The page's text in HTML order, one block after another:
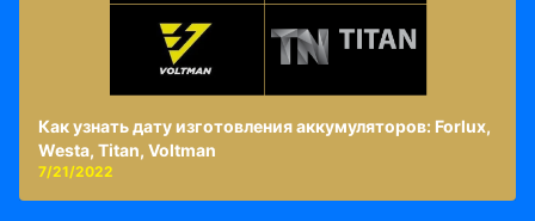
Как узнать дату изготовления аккумуляторов: Forlux,
Westa, Titan, Voltman
7/21/2022